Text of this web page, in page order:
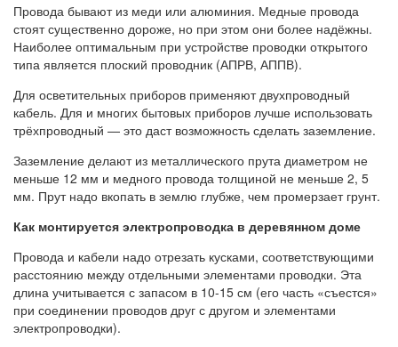
Провода бывают из меди или алюминия. Медные провода
стоят существенно дороже, но при этом они более надёжны.
Наиболее оптимальным при устройстве проводки открытого
типа является плоский проводник (АПРВ, АППВ).
Для осветительных приборов применяют двухпроводный
кабель. Для и многих бытовых приборов лучше использовать
трёхпроводный — это даст возможность сделать заземление.
Заземление делают из металлического прута диаметром не
меньше 12 мм и медного провода толщиной не меньше 2, 5
мм. Прут надо вкопать в землю глубже, чем промерзает грунт.
Как монтируется электропроводка в деревянном доме
Провода и кабели надо отрезать кусками, соответствующими
расстоянию между отдельными элементами проводки. Эта
длина учитывается с запасом в 10-15 см (его часть «съестся»
при соединении проводов друг с другом и элементами
электропроводки).